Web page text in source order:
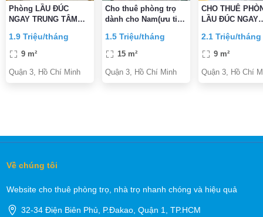
Phòng LẦU ĐÚC
NGAY TRUNG TÂM
THÁNG
1.9 Triệu/tháng
9 m²
Quận 3, Hồ Chí Minh
Cho thuê phòng trọ
dành cho Nam(ưu tiên
1.5 Triệu/tháng
15 m²
Quận 3, Hồ Chí Minh
CHO THUÊ
LẦU ĐÚC NGAY
ĐƯỜNG CÁCH
THÁNG
2.1 Triệu/tháng
9 m²
Quận 3, Hồ Chí
Về chúng tôi
Website cho thuê phòng trọ, nhà trọ nhanh chóng và hiệu quả
32-34 Điện Biên Phủ, P.Đakao, Quận 1, TP.HCM